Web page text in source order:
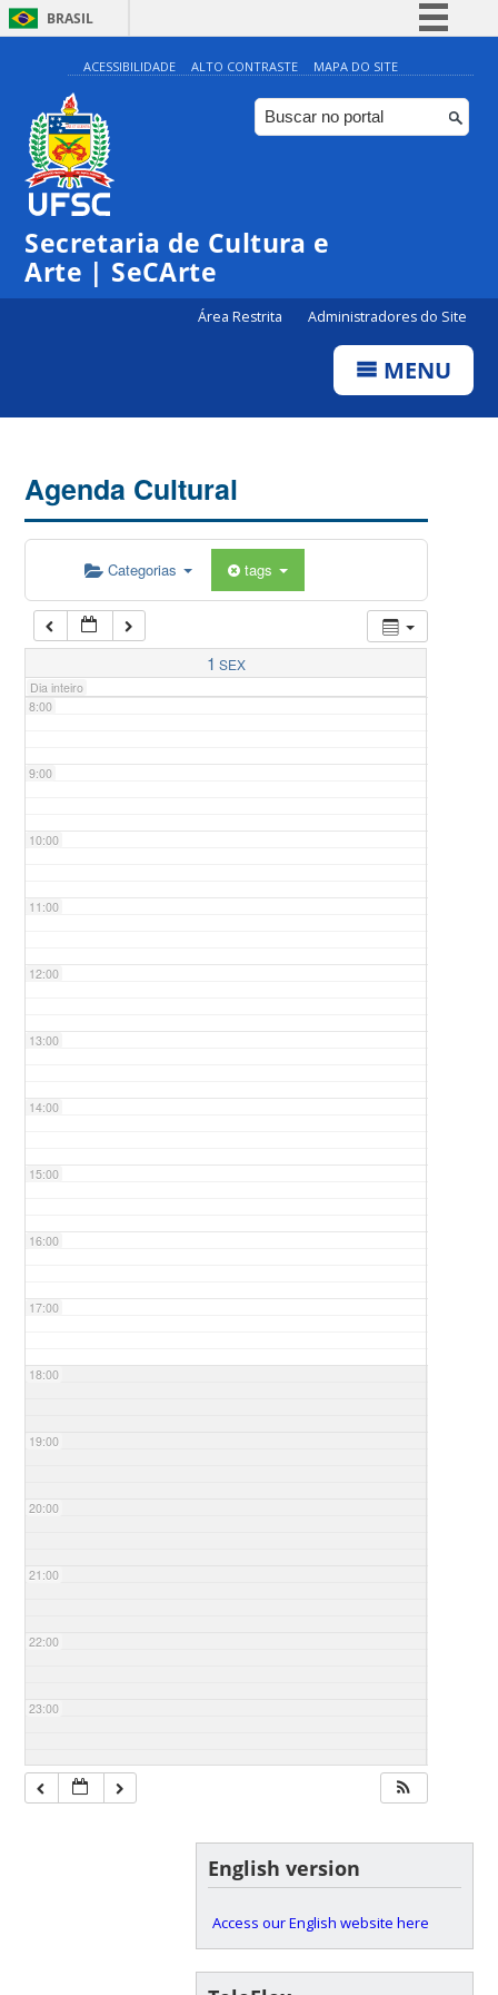
BRASIL
Simplifique!
Comunica BR
Participe
ACESSIBILIDADE ALTO CONTRASTE MAPA DO SITE
Secretaria de Cultura e
Arte | SeCArte
Área Restrita Administradores do Site
MENU
Agenda Cultural
Categorias tags
1 SEX
Dia inteiro
0:00
1:00
5:00
7:00
8:00
9:00
10:00
11:00
12:00
13:00
14:00
15:00
16:00
17:00
18:00
19:00
20:00
21:00
22:00
23:00
English version
Access our English website here